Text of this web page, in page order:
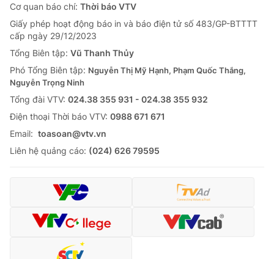
Cơ quan báo chí: Thời báo VTV
Giấy phép hoạt động báo in và báo điện tử số 483/GP-BTTTT
cấp ngày 29/12/2023
Tổng Biên tập: Vũ Thanh Thủy
Phó Tổng Biên tập: Nguyễn Thị Mỹ Hạnh, Phạm Quốc Thắng,
Nguyễn Trọng Ninh
Tổng đài VTV: 024.38 355 931 - 024.38 355 932
Ðiện thoại Thời báo VTV: 0988 671 671
Email: toasoan@vtv.vn
Liên hệ quảng cáo: (024) 626 79595